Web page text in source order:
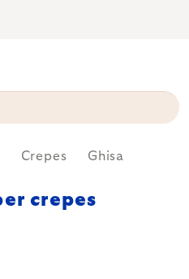
Crepes Ghisa
crepes